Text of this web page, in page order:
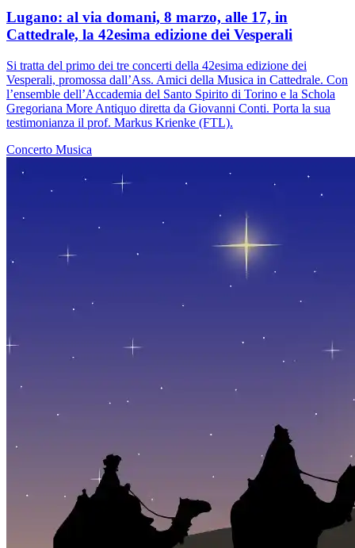
Lugano: al via domani, 8 marzo, alle 17, in
Cattedrale, la 42esima edizione dei Vesperali
Si tratta del primo dei tre concerti della 42esima edizione dei
Vesperali, promossa dall’Ass. Amici della Musica in Cattedrale. Con
l’ensemble dell’Accademia del Santo Spirito di Torino e la Schola
Gregoriana More Antiquo diretta da Giovanni Conti. Porta la sua
testimonianza il prof. Markus Krienke (FTL).
Concerto Musica